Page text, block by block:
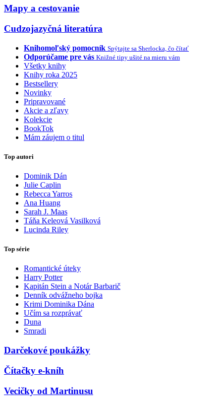
Mapy a cestovanie
Cudzojazyčná literatúra
Knihomoľský pomocník Spýtajte sa Sherlocka, čo čítať
Odporúčame pre vás Knižné tipy ušité na mieru vám
Všetky knihy
Knihy roka 2025
Bestsellery
Novinky
Pripravované
Akcie a zľavy
Kolekcie
BookTok
Mám záujem o titul
Top autori
Dominik Dán
Julie Caplin
Rebecca Yarros
Ana Huang
Sarah J. Maas
Táňa Keleová Vasilková
Lucinda Riley
Top série
Romantické úteky
Harry Potter
Kapitán Stein a Notár Barbarič
Denník odvážneho bojka
Krimi Dominika Dána
Učím sa rozprávať
Duna
Smradi
Darčekové poukážky
Čítačky e-kníh
Vecičky od Martinusu